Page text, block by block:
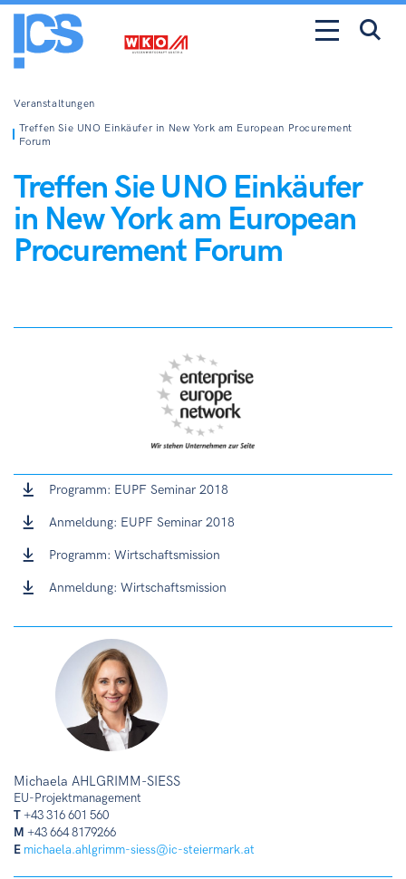
Veranstaltungen
Treffen Sie UNO Einkäufer in New York am European Procurement
Forum
Treffen Sie UNO Einkäufer
in New York am European
Procurement Forum
Programm: EUPF Seminar 2018
Anmeldung: EUPF Seminar 2018
Programm: Wirtschaftsmission
Anmeldung: Wirtschaftsmission
Michaela AHLGRIMM-SIESS
EU-Projektmanagement
T+43 316 601 560
M +43 664 8179266
E michaela.ahlgrimm-siess@ic-steiermark.at